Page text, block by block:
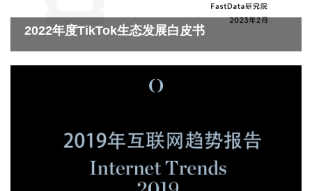
2022年度TikTok生态发展白皮书